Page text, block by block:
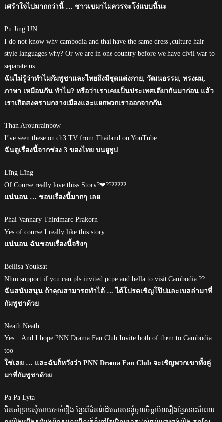
เศร้าใจไปมากกว่านี้ … ชาวเขมาไม่ควรจะโง่แบบนี้นะ
Pu Jing UN
I do not know why cambodia and thai have the same dress ,culture hair
style languages why? Or we are in one country before we have civil war to
separate us
ฉันไม่รู้ว่าทำไมกัมพูชาและไทยถึงมีชุดแต่งกาย, วัฒนธรรม, ทรงผม,
ภาษา เหมือนกัน ทำไม? หรือว่าเราเคยเป็นประเทศเดียวกันมาก่อน แล้ว
เราเกิดสงครามกลางเมืองและแยกพวกเราออกจากกัน
Than Arounrainbow
I’ve seen these on ch3 TV from Thailand on YouTube
ฉันดูเรื่องนี้จากช่อง 3 ของไทย บนยูทูป
Līng Līng
Of Course really love thiss Story?❤???????
แน่นอน … ชอบเรื่องนี้มากๆ เลย
Phai Vannary Thirdmarc Prakorn
Yes of course I really like this story
แน่นอน ฉันชอบเรื่องนี้จริงๆ
Bellisa Youksat
Nhm support if you can pls invited pope and bella to visit Cambodia ??
ฉันสนับสนุน ถ้าคุณสามารถทำได้ … ได้โปรดเชิญโป๊ปและเบลล่ามาที่
กัมพูชาด้วย
Neath Neath
Yes…And I hope PNN Drama Fan Club Invite both of them to Cambodia
too
ใช่เลย … และฉันก็หวังว่า PNN Drama Fan Club จะเชิญพวกเขาทั้งคู่
มาที่กัมพูชาด้วย
Pa Pa Lyta
មិនគាំទ្រទេសុំអោយចាក់រឿង ខ្មែរពីជំនន់ដើមបានទេខ្ញុំចូលចិត្តមើលរឿងខ្មែរទោះបីពេល